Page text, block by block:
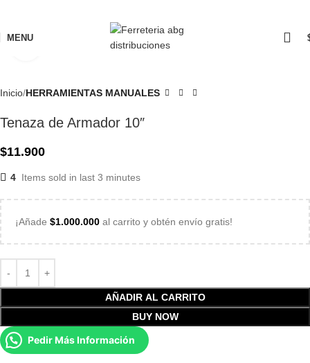
MENU
Inicio HERRAMIENTAS MANUALES
Tenaza de Armador 10″
$11.900
4 Items sold in last 3 minutes
¡Añade $1.000.000 al carrito y obtén envío gratis!
AÑADIR AL CARRITO
BUY NOW
Pedir Más Información